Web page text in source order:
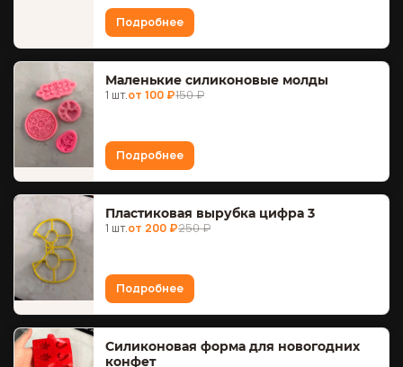
Подробнее
Маленькие силиконовые молды
1 шт.от 100 ₽150 ₽
Подробнее
Пластиковая вырубка цифра 3
1 шт.от 200 ₽250 ₽
Подробнее
Силиконовая форма для новогодних
конфет